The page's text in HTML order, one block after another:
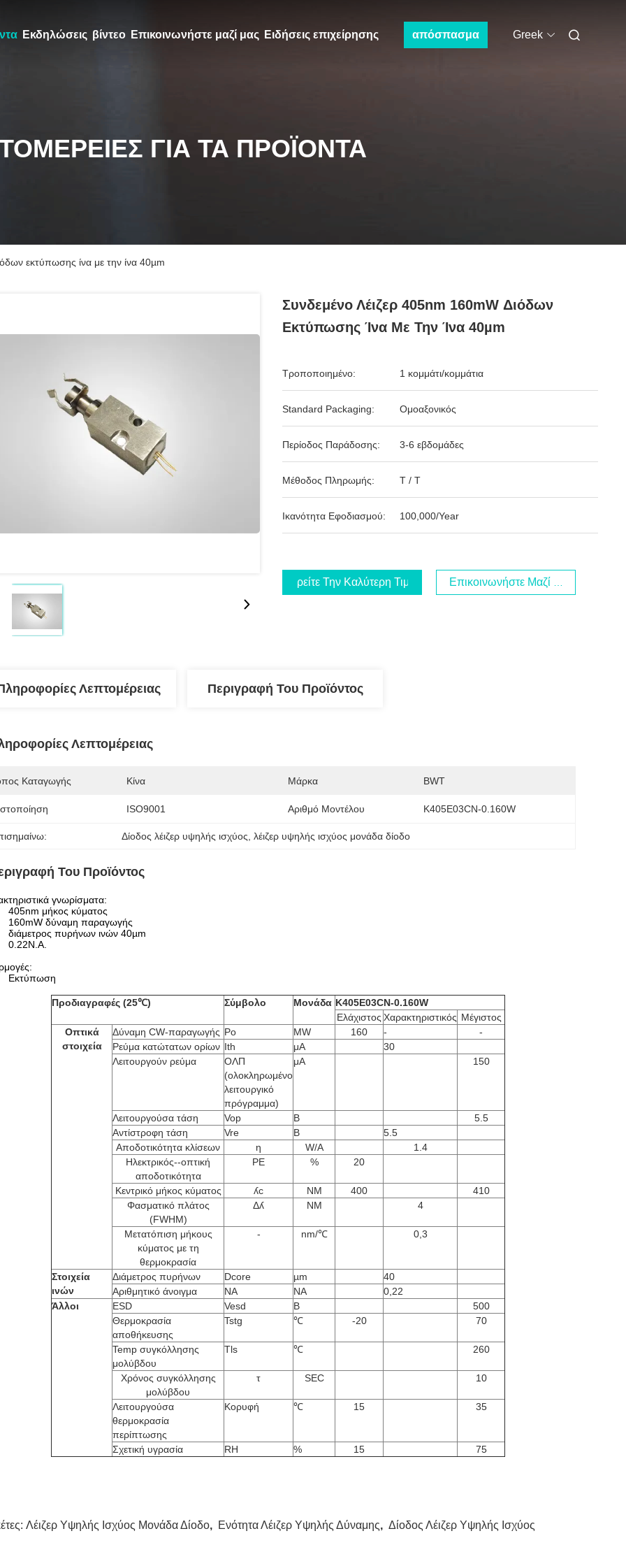
Εκδηλώσεις βίντεο Επικοινωνήστε μαζί μας Ειδήσεις επιχείρησης απόσπασμα Greek
ΓΙΑ ΤΑ ΠΡΟΪΌΝΤΑ
εκτύπωσης ίνα με την ίνα 40µm
Συνδεμένο Λέιζερ 405nm 160mW Διόδων
Εκτύπωσης Ίνα Με Την Ίνα 40µm
Τροποποιημένο: 1 κομμάτι/κομμάτια
Standard Packaging: Ομοαξονικός
Περίοδος Παράδοσης: 3-6 εβδομάδες
Μέθοδος Πληρωμής: T / T
Ικανότητα Εφοδιασμού: 100,000/Year
Βρείτε Την Καλύτερη Τιμή Επικοινωνήστε Μαζί Μας
Λεπτομέρειας Περιγραφή Του Προϊόντος
Λεπτομέρειας
Καταγωγής Κίνα Μάρκα BWT
ISO9001 Αριθμό Μοντέλου K405E03CN-0.160W
Δίοδος λέιζερ υψηλής ισχύος , λέιζερ υψηλής ισχύος μονάδα δίοδο
Του Προϊόντος
γνωρίσματα:
405nm μήκος κύματος
160mW δύναμη παραγωγής
διάμετρος πυρήνων ινών 40µm
0.22N.A.
Εκτύπωση
Προδιαγραφές (25℃) Σύμβολο Μονάδα K405E03CN-0.160W
Ελάχιστος Χαρακτηριστικός Μέγιστος
Οπτικά
στοιχεία
Δύναμη CW-παραγωγής Po MW 160 -
-
Ρεύμα κατώτατων ορίων Ith μΑ
30
Λειτουργούν ρεύμα
ΟΛΠ
(ολοκληρωμένο
λειτουργικό
πρόγραμμα)
μΑ 150
Λειτουργούσα τάση Vop Β
5.5
Αντίστροφη τάση
Vre Β
5.5
Αποδοτικότητα κλίσεων
η W/A
1.4
Ηλεκτρικός--οπτική
αποδοτικότητα
PE % 20
Κεντρικό μήκος κύματος ʎc NM 400
410
Φασματικό πλάτος
(FWHM)
Δʎ NM 4
Μετατόπιση μήκους
κύματος με τη
θερμοκρασία
- nm/℃ 0,3
Στοιχεία
ινών
Διάμετρος πυρήνων Dcore µm
40
Αριθμητικό άνοιγμα
NA NA
0,22
Άλλοι
ESD Vesd Β
500
Θερμοκρασία
αποθήκευσης
Tstg ℃ -20 70
Temp συγκόλλησης
μολύβδου
Tls ℃ 260
Χρόνος συγκόλλησης
μολύβδου
τ SEC 10
Λειτουργούσα
θερμοκρασία
περίπτωσης
Κορυφή ℃ 15 35
Σχετική υγρασία RH % 15 75
Λέιζερ Υψηλής Ισχύος Μονάδα Δίοδο, Ενότητα Λέιζερ Υψηλής Δύναμης, Δίοδος Λέιζερ Υψηλής Ισχύος